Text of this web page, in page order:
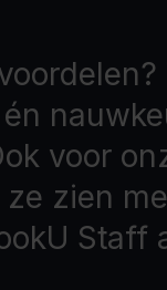
voor
zien
Staff